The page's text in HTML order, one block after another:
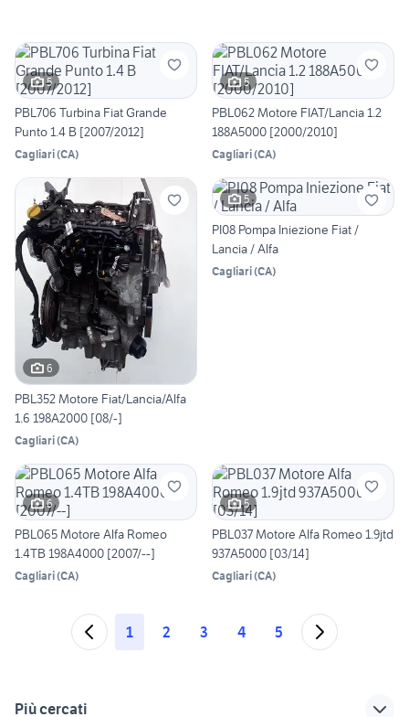
5
PBL706 Turbina Fiat Grande
Punto 1.4 B [2007/2012]
Cagliari(CA)
5
PBL062 Motore FIAT/Lancia 1.2
188A5000 [2000/2010]
Cagliari(CA)
6
PBL352 Motore Fiat/Lancia/Alfa
1.6 198A2000 [08/-]
Cagliari(CA)
5
PI08 Pompa Iniezione Fiat /
Lancia / Alfa
Cagliari(CA)
6
PBL065 Motore Alfa Romeo
1.4TB 198A4000 [2007/--]
Cagliari(CA)
5
PBL037 Motore Alfa Romeo 1.9jtd
937A5000 [03/14]
Cagliari(CA)
1 2 3 4 5
Più cercati